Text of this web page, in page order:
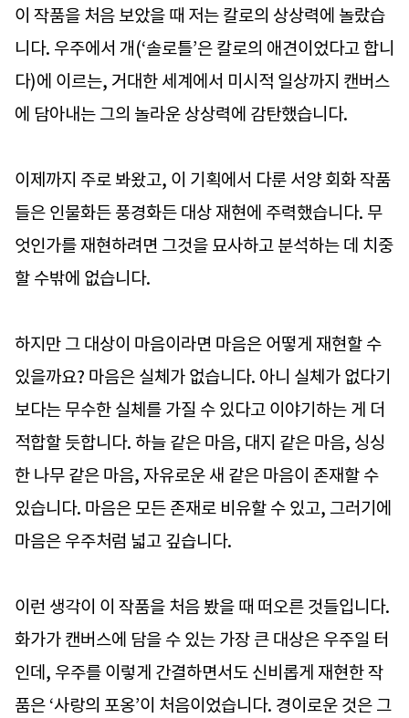
이 작품을 처음 보았을 때 저는 칼로의 상상력에 놀랐습
니다. 우주에서 개(‘솔로틀’은 칼로의 애견이었다고 합니
다)에 이르는, 거대한 세계에서 미시적 일상까지 캔버스
에 담아내는 그의 놀라운 상상력에 감탄했습니다.
이제까지 주로 봐왔고, 이 기획에서 다룬 서양 회화 작품
들은 인물화든 풍경화든 대상 재현에 주력했습니다. 무
엇인가를 재현하려면 그것을 묘사하고 분석하는 데 치중
할 수밖에 없습니다.
하지만 그 대상이 마음이라면 마음은 어떻게 재현할 수
있을까요? 마음은 실체가 없습니다. 아니 실체가 없다기
보다는 무수한 실체를 가질 수 있다고 이야기하는 게 더
적합할 듯합니다. 하늘 같은 마음, 대지 같은 마음, 싱싱
한 나무 같은 마음, 자유로운 새 같은 마음이 존재할 수
있습니다. 마음은 모든 존재로 비유할 수 있고, 그러기에
마음은 우주처럼 넓고 깊습니다.
이런 생각이 이 작품을 처음 봤을 때 떠오른 것들입니다.
화가가 캔버스에 담을 수 있는 가장 큰 대상은 우주일 터
인데, 우주를 이렇게 간결하면서도 신비롭게 재현한 작
품은 ‘사랑의 포옹’이 처음이었습니다. 경이로운 것은 그